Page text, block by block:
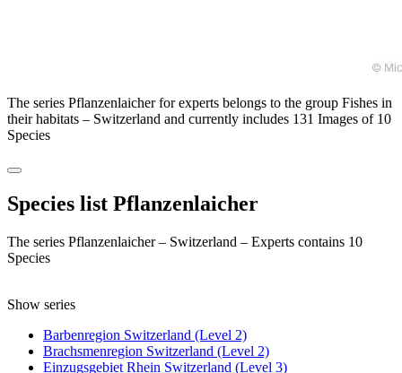
The series Pflanzenlaicher for experts belongs to the group Fishes in
their habitats – Switzerland and currently includes 131 Images of 10
Species
Species list Pflanzenlaicher
The series Pflanzenlaicher – Switzerland – Experts contains 10
Species
Show series
Barbenregion Switzerland (Level 2)
Brachsmenregion Switzerland (Level 2)
Einzugsgebiet Rhein Switzerland (Level 3)